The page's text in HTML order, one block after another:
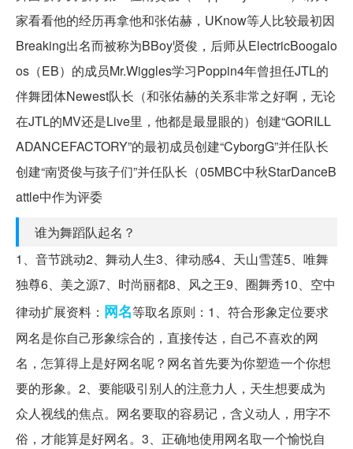
家看看他的经历再拿他和张佑赫，UKnow等人比较最初因
Breaking出名而被称为BBoy贤俊，后师从ElectricBoogalo
os（EB）的成员Mr.Wiggles学习Poppin4年曾担任JTL的
伴舞团体Newest队长（和张佑赫的关系非常之好啊，无论
在JTL的MV还是Live里，他都是最显眼的）创建“GORILL
ADANCEFACTORY”的最初成员创建“CyborgG”并任队长
创建“南贤俊与孩子们”并任队长（05MBC中秋StarDanceB
attle中作为评委
谁为舞蹈队起名？
1、音节跳动2、舞动人生3、律动感4、天山雪莲5、唯舞
独尊6、美之源7、时尚丽都8、风之王9、圈舞秀10、空中
律动扩展资料： 网名等取名原则：1、符合形象定位要求
网名是你自己形象综合的，直接传达，自己不喜欢的网
名，怎算得上是好网名呢？网名首先要为你塑造一个你想
要的形象。2、要能吸引别人的注意力人，天生想要成为
众人视线的焦点。网名要取的容易记，含义动人，用字不
俗，才能算是好网名。3、正确地使用网名取一个愉悦自